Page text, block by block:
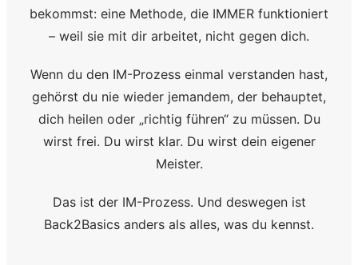
bekommst: eine Methode, die IMMER funktioniert
– weil sie mit dir arbeitet, nicht gegen dich.
Wenn du den IM-Prozess einmal verstanden hast,
gehörst du nie wieder jemandem, der behauptet,
dich heilen oder „richtig führen“ zu müssen. Du
wirst frei. Du wirst klar. Du wirst dein eigener
Meister.
Das ist der IM-Prozess. Und deswegen ist
Back2Basics anders als alles, was du kennst.